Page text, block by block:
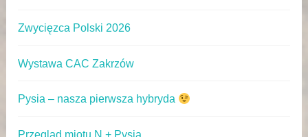
Zwycięzca Polski 2026
Wystawa CAC Zakrzów
Pysia – nasza pierwsza hybryda
Przegląd miotu N + Pysia